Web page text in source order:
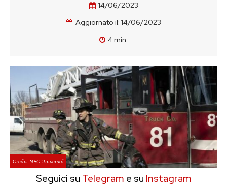
14/06/2023
Aggiornato il: 14/06/2023
4min.
Credit: NBC Universal
Seguici su Telegram e su Instagram